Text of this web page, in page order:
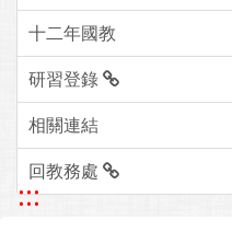
十二年國教
研習登錄
相關連結
回教務處
:::